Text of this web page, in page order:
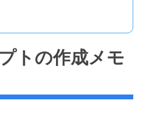
トの作成メモ